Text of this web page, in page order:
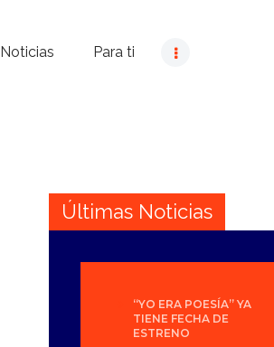
Noticias Para ti
Últimas Noticias
“YO ERA POESÍA” YA
TIENE FECHA DE
ESTRENO